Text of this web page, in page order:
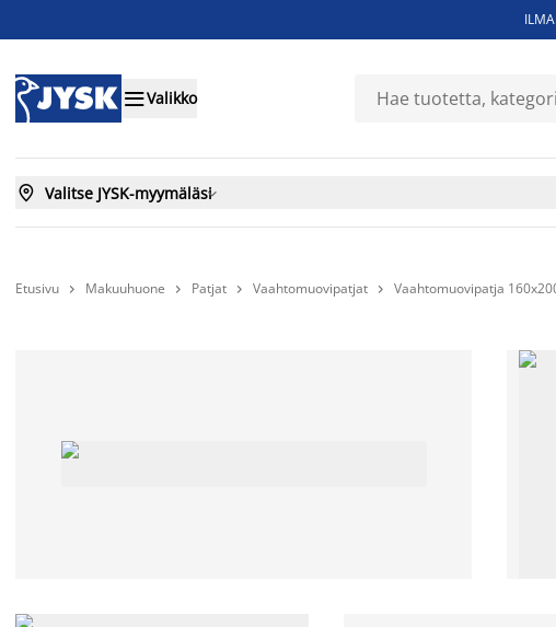
Valikko
 Valitse JYSK-myymäläsi
Etusivu  Makuuhuone  Patjat  Vaahtomuovipatjat  Vaahtomuovipatja